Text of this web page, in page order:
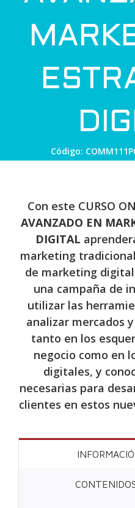
Código:
Con este CURSO
AVANZADO EN
DIGITAL
marketing
de marketing
una campaña de
utilizar las
analizar mercados
tanto en los
negocio como en
digitales, y
necesarias para
clientes en estos